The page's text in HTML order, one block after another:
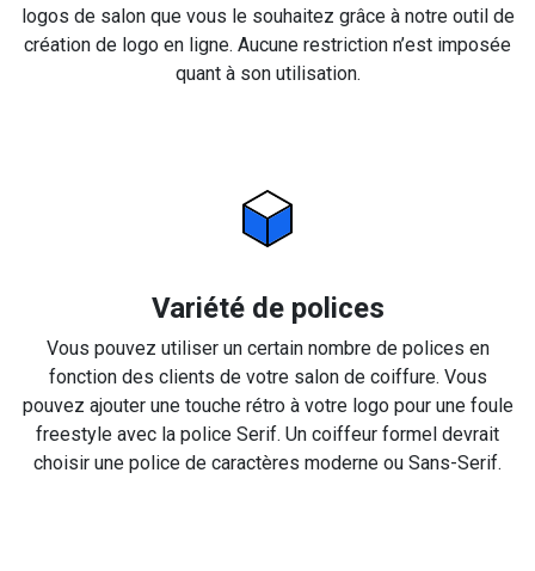
logos de salon que vous le souhaitez grâce à notre outil de
création de logo en ligne. Aucune restriction n’est imposée
quant à son utilisation.
Variété de polices
Vous pouvez utiliser un certain nombre de polices en
fonction des clients de votre salon de coiffure. Vous
pouvez ajouter une touche rétro à votre logo pour une foule
freestyle avec la police Serif. Un coiffeur formel devrait
choisir une police de caractères moderne ou Sans-Serif.